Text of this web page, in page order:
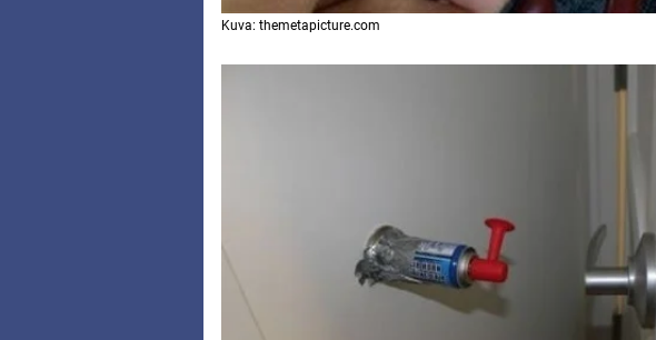
Kuva: themetapicture.com